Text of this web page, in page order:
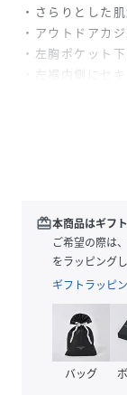
・さらりとした
・アウトドアカ
・左胸ポケット
・左裾内側にセ
・一枚、レイヤ
・日常、アウト
性別タイプ
素材
品番
redeem本商品はギフ
ご希望の際は
をラッピング
ギフトラッピ
バッグ